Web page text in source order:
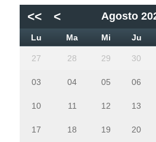
<< < Agosto
Lu Ma Mi Ju
27 28 29 30
03 04 05 06
10 11 12 13
17 18 19 20